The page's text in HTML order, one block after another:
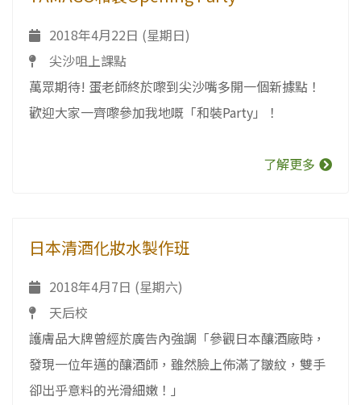
2018年4月22日 (星期日)
尖沙咀上課點
萬眾期待! 蛋老師終於嚟到尖沙嘴多開一個新據點！
歡迎大家一齊嚟參加我地嘅「和裝Party」！
了解更多
日本清酒化妝水製作班
2018年4月7日 (星期六)
天后校
護膚品大牌曾經於廣告內強調「參觀日本釀酒廠時，
發現一位年邁的釀酒師，雖然臉上佈滿了皺紋，雙手
卻出乎意料的光滑細嫩！」